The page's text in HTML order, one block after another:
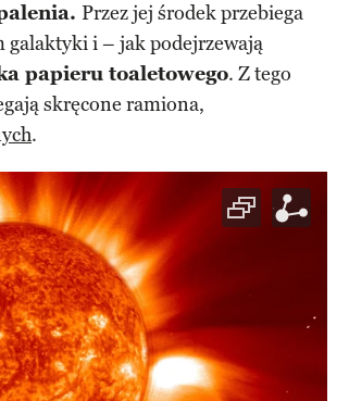
Przez jej środek przebiega
galaktyki i – jak podejrzewają
papieru toaletowego. Z tego
skręcone ramiona,
.